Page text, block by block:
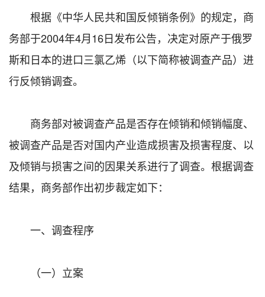
根据《中华人民共和国反倾销条例》的规定，商
务部于2004年4月16日发布公告，决定对原产于俄罗
斯和日本的进口三氯乙烯（以下简称被调查产品）进
行反倾销调查。
商务部对被调查产品是否存在倾销和倾销幅度、
被调查产品是否对国内产业造成损害及损害程度、以
及倾销与损害之间的因果关系进行了调查。根据调查
结果，商务部作出初步裁定如下：
一、调查程序
（一）立案